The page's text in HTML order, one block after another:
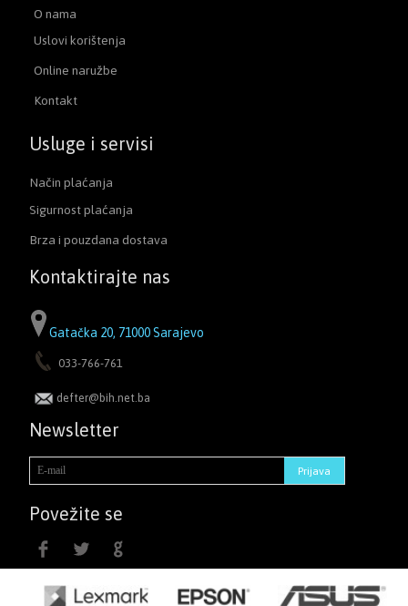
O nama
Uslovi korištenja
Online naružbe
Kontakt
Usluge i servisi
Način plaćanja
Sigurnost plaćanja
Brza i pouzdana dostava
Kontaktirajte nas
Gatačka 20, 71000 Sarajevo
033-766-761
defter@bih.net.ba
Newsletter
Povežite se